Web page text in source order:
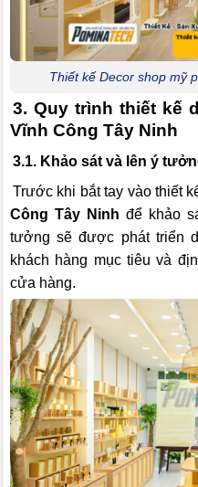
Thiết kế Decor shop mỹ
3. Quy trình thiết kế
Vĩnh Công Tây Ninh
3.1. Khảo sát và lên ý
Trước khi bắt tay vào thiết
Công Tây Ninh để khảo
tưởng sẽ được phát triển
khách hàng mục tiêu và
cửa hàng.